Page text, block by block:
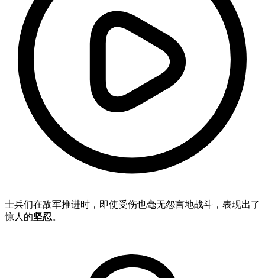
士兵们在敌军推进时，即使受伤也毫无怨言地战斗，表现出了
惊人的坚忍。